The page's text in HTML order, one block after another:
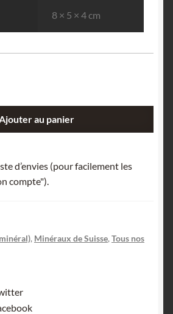
8 × 5 × 4 cm
au panier
d’envies (pour facilement les
compte").
, Minéraux de Suisse, Tous nos